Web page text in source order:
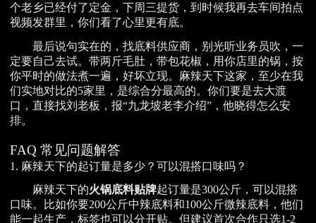
个老乡已经付了定金，下周三提货，到时候我再去车间拍点
视频发群里，你们看了心里更有底。
最后说句实在的，找底料供应商，别光听业务员吹，一
定要自己去试。带两斤毛肚，带包花椒，用你店里的锅，按
你平时的做法煮一遍，好坏立现。麻辣天下这家，至少在我
们实地对比的5家里，是综合分最高的。你们要是去大渡
口，直接找刘老板，报“九龙坡老李介绍”，他晓得怎么安
排。
FAQ 常见问题解答
1. 麻辣天下的起订量是多少？可以混搭口味吗？
麻辣天下的火锅底料贴牌起订量是300公斤，可以混搭
口味。比如你要200公斤中辣底料和100公斤微辣底料，他们
能一起生产，标签也可以分开贴。但建议首次合作只选1-2